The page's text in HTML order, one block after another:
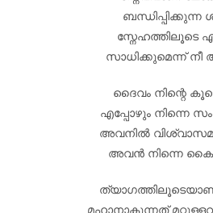
ബന്ധിപ്പിക്കുന്ന
സ്നേഹത്തിലൂടെ
സാധിക്കുമെന്ന്
ദൈവം നിന്റെ
എപ്പോഴും നിന്നെ
അവനിൽ
അവൻ നിന്നെ
മഹാനാകുന്നത്